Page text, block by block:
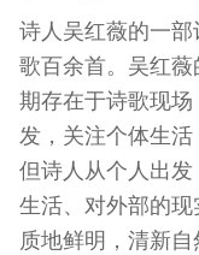
诗人吴红薇的一
歌百余首。吴红
期存在于诗歌现
发，关注个体生活
但诗人从个人出
生活、对外部的
质地鲜明，清新自